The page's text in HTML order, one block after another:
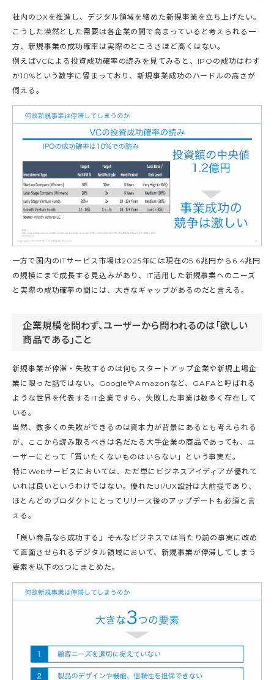
社内のDXを推進し、デジタル領域を絡めた新規事業を立ち上げたい。
こうした漠然とした需要は各企業の間で高まっていると考えられる一
方、新規事業の成功確率は実際のところさほど高くはない。
例えばVCによる投資成功確率の読みを見てみると、IPOの成功はわず
か10%という数字に留まっており、新規事業成功のハードルの高さが
伺える。
一方で国内のITサービス市場は2025年には現在の5.6兆円から6.4兆円
の規模にまで成長する見込みがあり、IT活用した新規事業へのニーズ
と実際の成功確率の間には、大きなギャップがあるのだと言える。
企業規模を問わず、ユーザーから問われるのは「欲しい
商品である」こと
新規事業が停滞・失敗するのは何もスタートアップ企業や新規上場企
業に限った話ではない。GoogleやAmazonなど、GAFAと呼ばれる
ような世界を代表するIT企業ですら、失敗した事業は数多く存在して
いる。
当然、数多くの失敗ができるのは資本力が背景にあるとも考えられる
が、ここから読み取るべきは名だたる大手企業の商品であっても、ユ
ーザーにとって「買いたくないものはいらない」という事実だ。
特にWebサービスにおいては、ただ単にビジネスアイディアが優れて
いれば良いというわけではない。優れたUI/UX設計は大前提であり、
ほとんどのプロダクトにとってリリース後のアップデートも必須と言
える。
「良い商品なら成功する」――そんなビジネスでは当たり前の事実に改め
て直面させられるデジタル領域において、新規事業が停滞してしまう
要素を以下の3つにまとめた。